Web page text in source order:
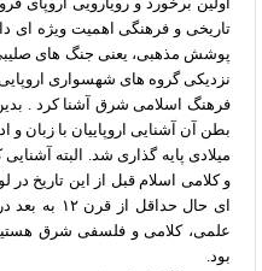
تاریخی و فرهنگی اهمیت ویژه ای
پوشش مذهبی، یعنی جنگ های
نزدیکی گروه های شهسواری
فرهنگ اسلامی شرق آشنا کرد .
میلادی پایه گذاری شد. البته
و کلامی اسلام قبل از این تاریخ در
ای حال
علمی، کلامی و فلسفی شرق
بود.